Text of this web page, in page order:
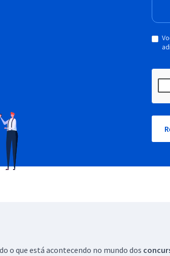
o que está acontecendo no mundo dos